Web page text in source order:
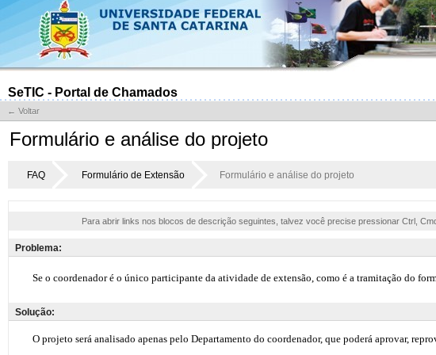
SeTIC - Portal de Chamados
← Voltar
Formulário e análise do projeto
FAQ Formulário de Extensão Formulário e análise do projeto
Para abrir links nos blocos de descrição seguintes, talvez você precise pressionar Ctrl,
Problema:
Solução: